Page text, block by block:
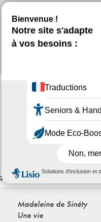
Horaires : Du mercredi
19h, nocturne le jeudi
des Beaux-Arts
Accès :
· Métro 4
· Bus 24, 27, 39, 63, 70,
Madeleine de Sinéty
Une vie